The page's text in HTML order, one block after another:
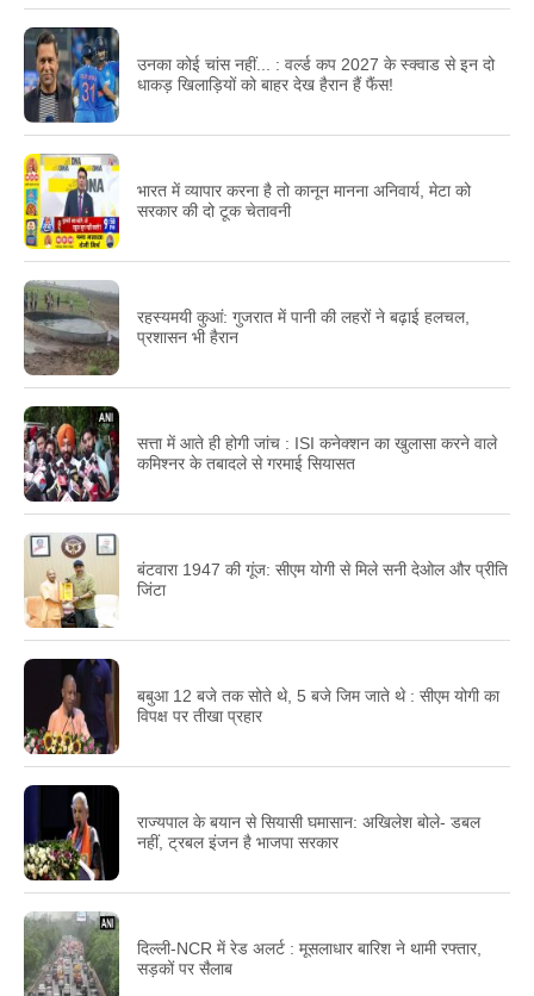
उनका कोई चांस नहीं... : वर्ल्ड कप 2027 के स्क्वाड से इन दो
धाकड़ खिलाड़ियों को बाहर देख हैरान हैं फैंस!
भारत में व्यापार करना है तो कानून मानना अनिवार्य, मेटा को
सरकार की दो टूक चेतावनी
रहस्यमयी कुआं: गुजरात में पानी की लहरों ने बढ़ाई हलचल,
प्रशासन भी हैरान
सत्ता में आते ही होगी जांच : ISI कनेक्शन का खुलासा करने वाले
कमिश्नर के तबादले से गरमाई सियासत
बंटवारा 1947 की गूंज: सीएम योगी से मिले सनी देओल और प्रीति
जिंटा
बबुआ 12 बजे तक सोते थे, 5 बजे जिम जाते थे : सीएम योगी का
विपक्ष पर तीखा प्रहार
राज्यपाल के बयान से सियासी घमासान: अखिलेश बोले- डबल
नहीं, ट्रबल इंजन है भाजपा सरकार
दिल्ली-NCR में रेड अलर्ट : मूसलाधार बारिश ने थामी रफ्तार,
सड़कों पर सैलाब